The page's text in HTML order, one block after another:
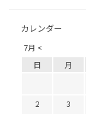
カレンダー
7月 <
日 月
2
3